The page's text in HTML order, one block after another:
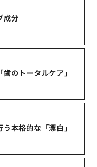
成分
のトータルケア」
本格的な「漂白」